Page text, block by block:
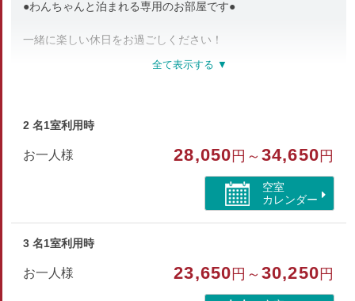
●わんちゃんと泊まれる専用のお部屋です●
一緒に楽しい休日をお過ごしください！
▼お部屋のワンちゃん用グッズ▼
・超音波除菌消臭噴霧器 …1台設置
・全館禁煙（喫煙の際は玄関先の喫煙所をご利用ください）
部屋種別
和室
部屋特徴
2 名1室利用時
お一人様 28,050 円～34,650 円
空室
カレンダー
3 名1室利用時
お一人様 23,650 円～30,250 円